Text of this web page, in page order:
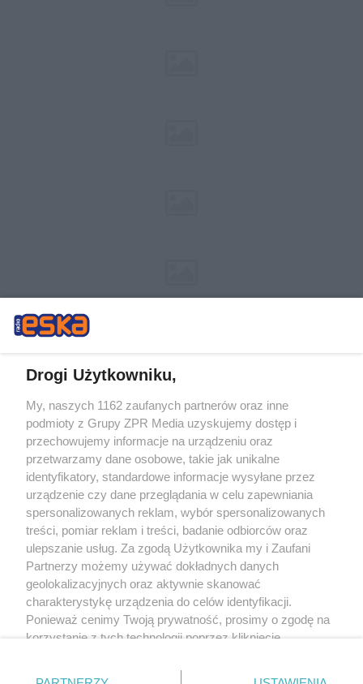
Żaden utwór zamieszczony w serwisie nie może być powielany i
rozpowszechniany lub dalej rozpowszechniany w jakikolwiek sposób (w
tym także elektroniczny lub mechaniczny) na jakimkolwiek polu
eksploatacji w jakiejkolwiek formie, włącznie z umieszczaniem w Internecie
bez pisemnej zgody właściciela praw. Jakiekolwiek użycie lub
wykorzystanie utworów w całości lub w części z naruszeniem prawa, tzn.
bez właściwej zgody, jest zabronione pod groźbą kary i może być ścigane
prawnie.
O nas
Drogi Użytkowniku,
My, naszych 1162 zaufanych partnerów oraz inne
podmioty z Grupy ZPR Media uzyskujemy dostęp i
przechowujemy informacje na urządzeniu oraz
przetwarzamy dane osobowe, takie jak unikalne
identyfikatory, standardowe informacje wysyłane przez
urządzenie czy dane przeglądania w celu zapewniania
spersonalizowanych reklam, wybór spersonalizowanych
treści, pomiar reklam i treści, badanie odbiorców oraz
ulepszanie usług. Za zgodą Użytkownika my i Zaufani
Partnerzy możemy używać dokładnych danych
geolokalizacyjnych oraz aktywnie skanować
charakterystykę urządzenia do celów identyfikacji.
Ponieważ cenimy Twoją prywatność, prosimy o zgodę na
korzystanie z tych technologii poprzez kliknięcie
zmienić/wycofać klikając przycisk ustawień prywatności